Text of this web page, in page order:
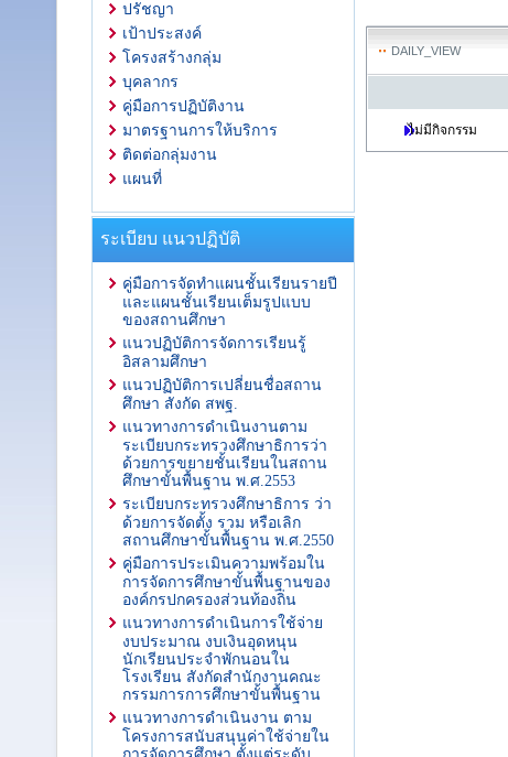
ปรัชญา
เป้าประสงค์
โครงสร้างกลุ่ม
บุคลากร
คู่มือการปฏิบัติงาน
มาตรฐานการให้บริการ
ติดต่อกลุ่มงาน
แผนที่
ระเบียบ แนวปฏิบัติ
คู่มือการจัดทำแผนชั้นเรียนรายปี
และแผนชั้นเรียนเต็มรูปแบบ
ของสถานศึกษา
แนวปฏิบัติการจัดการเรียนรู้
อิสลามศึกษา
แนวปฏิบัติการเปลี่ยนชื่อสถาน
ศึกษา สังกัด สพฐ.
แนวทางการดำเนินงานตาม
ระเบียบกระทรวงศึกษาธิการว่า
ด้วยการขยายชั้นเรียนในสถาน
ศึกษาขั้นพื้นฐาน พ.ศ.2553
ระเบียบกระทรวงศึกษาธิการ ว่า
ด้วยการจัดตั้ง รวม หรือเลิก
สถานศึกษาขั้นพื้นฐาน พ.ศ.2550
คู่มือการประเมินความพร้อมใน
การจัดการศึกษาขั้นพื้นฐานของ
องค์กรปกครองส่วนท้องถิ่น
แนวทางการดำเนินการใช้จ่าย
งบประมาณ งบเงินอุดหนุน
นักเรียนประจำพักนอนใน
โรงเรียน สังกัดสำนักงานคณะ
กรรมการการศึกษาขั้นพื้นฐาน
แนวทางการดำเนินงาน ตาม
โครงการสนับสนุนค่าใช้จ่ายใน
การจัดการศึกษา ตั้งแต่ระดับ
DAILY_VIEW
ไม่มีกิจกรรม